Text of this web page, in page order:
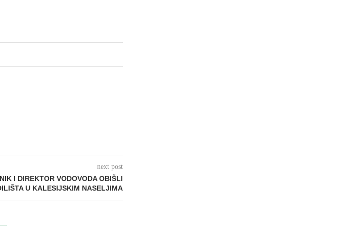
next post
I DIREKTOR VODOVODA OBIŠLI
U KALESIJSKIM NASELJIMA